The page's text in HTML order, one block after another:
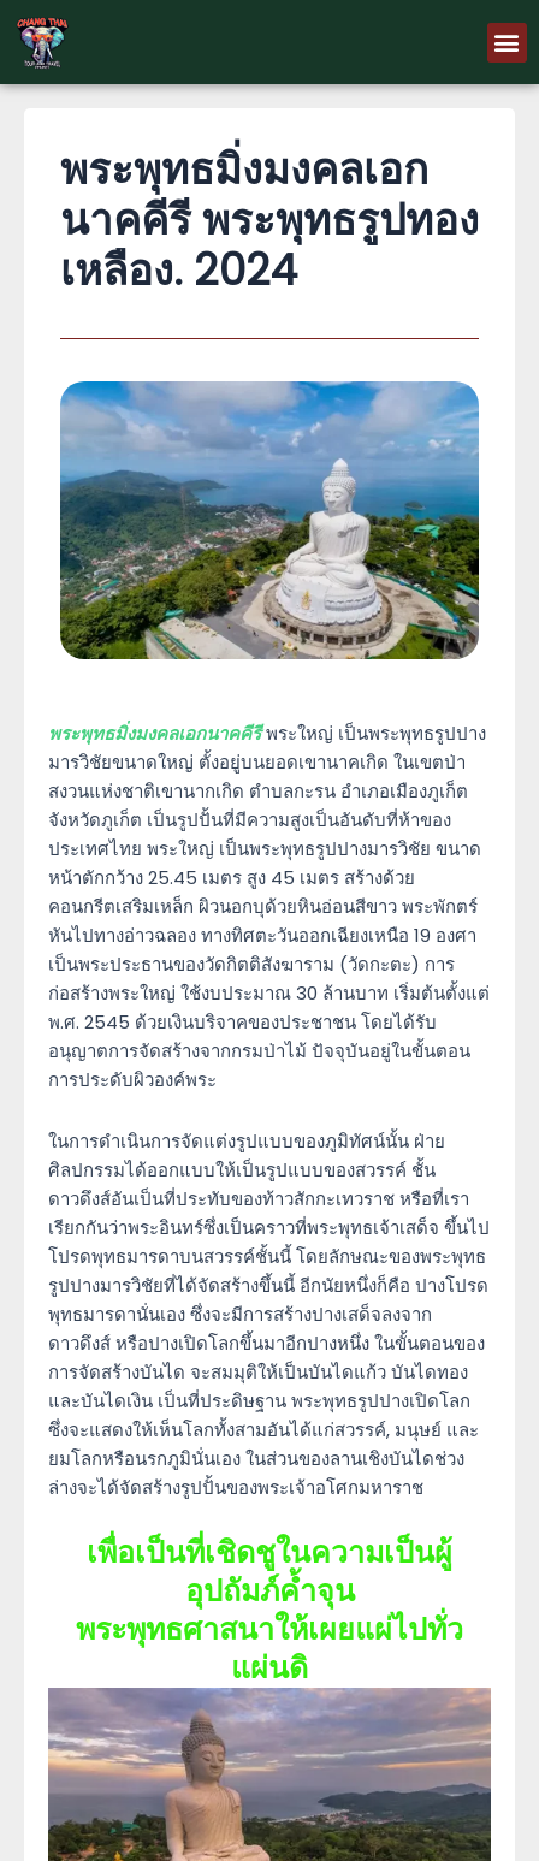
Skip
content
พระพุทธมิ่งมงคลเอก
นาคคีรี พระพุทธรูปทอง
เหลือง. 2024
พระพุทธมิ่งมงคลเอกนาคคีรีพระใหญ่ เป็นพระพุทธรูปปาง
มารวิชัยขนาดใหญ่ ตั้งอยู่บนยอดเขานาคเกิด ในเขตป่า
สงวนแห่งชาติเขานากเกิด ตำบลกะรน อำเภอเมืองภูเก็ต
จังหวัดภูเก็ต เป็นรูปปั้นที่มีความสูงเป็นอันดับที่ห้าของ
ประเทศไทย พระใหญ่ เป็นพระพุทธรูปปางมารวิชัย ขนาด
หน้าตักกว้าง 25.45 เมตร สูง 45 เมตร สร้างด้วย
คอนกรีตเสริมเหล็ก ผิวนอกบุด้วยหินอ่อนสีขาว พระพักตร์
หันไปทางอ่าวฉลอง ทางทิศตะวันออกเฉียงเหนือ 19 องศา
เป็นพระประธานของวัดกิตติสังฆาราม (วัดกะตะ) การ
ก่อสร้างพระใหญ่ ใช้งบประมาณ 30 ล้านบาท เริ่มต้นตั้งแต่
พ.ศ. 2545 ด้วยเงินบริจาคของประชาชน โดยได้รับ
อนุญาตการจัดสร้างจากกรมป่าไม้ ปัจจุบันอยู่ในขั้นตอน
การประดับผิวองค์พระ
ในการดำเนินการจัดแต่งรูปแบบของภูมิทัศน์นั้น ฝ่าย
ศิลปกรรมได้ออกแบบให้เป็นรูปแบบของสวรรค์ ชั้น
ดาวดึงส์อันเป็นที่ประทับของท้าวสักกะเทวราช หรือที่เรา
เรียกกันว่าพระอินทร์ซึ่งเป็นคราวที่พระพุทธเจ้าเสด็จ ขึ้นไป
โปรดพุทธมารดาบนสวรรค์ชั้นนี้ โดยลักษณะของพระพุทธ
รูปปางมารวิชัยที่ได้จัดสร้างขึ้นนี้ อีกนัยหนึ่งก็คือ ปางโปรด
พุทธมารดานั่นเอง ซึ่งจะมีการสร้างปางเสด็จลงจาก
ดาวดึงส์ หรือปางเปิดโลกขึ้นมาอีกปางหนึ่ง ในขั้นตอนของ
การจัดสร้างบันได จะสมมุติให้เป็นบันไดแก้ว บันไดทอง
และบันไดเงิน เป็นที่ประดิษฐาน พระพุทธรูปปางเปิดโลก
ซึ่งจะแสดงให้เห็นโลกทั้งสามอันได้แก่สวรรค์, มนุษย์ และ
ยมโลกหรือนรกภูมินั่นเอง ในส่วนของลานเชิงบันไดช่วง
ล่างจะได้จัดสร้างรูปปั้นของพระเจ้าอโศกมหาราช
เพื่อเป็นที่เชิดชูในความเป็นผู้
อุปถัมภ์ค้ำจุน
พระพุทธศาสนาให้เผยแผ่ไปทั่ว
แผ่นดิ